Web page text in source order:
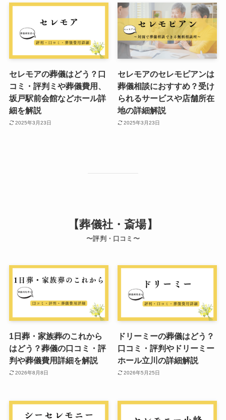
セレモアの葬儀はどう？口
コミ・評判ミや葬儀費用、
坂戸駅前会館などホール詳
細を解説
2025年3月23日
セレモアのセレモピアンは
葬儀相談におすすめ？受け
られるサービスや店舗所在
地の詳細解説
2025年3月23日
【葬儀社・斎場】
〜評判・口コミ〜
1日葬・家族葬のこれから
はどう？葬儀の口コミ・評
判や葬儀費用詳細を解説
2026年8月8日
ドリーミーの葬儀はどう？
口コミ・評判やドリーミー
ホール立川の詳細解説
2026年5月25日